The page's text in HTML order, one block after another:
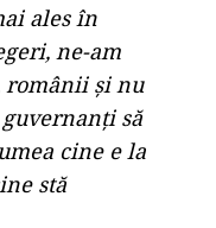
ales în
ne-am
şi nu
să
cine e la
stă